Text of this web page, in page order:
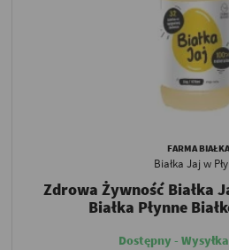
FARMA BIAŁKA
Białka Jaj w
Zdrowa Żywność Białka
Białka Płynne
Dostępny -